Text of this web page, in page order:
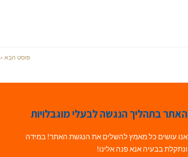
פוסט הבא »
האתר בתהליך הנגשה לבעלי מוגבלויות
אנו עושים כל מאמץ להשלים את הנגשת האתר! במידה
ונתקלת בבעיה אנא פנה אלינו!